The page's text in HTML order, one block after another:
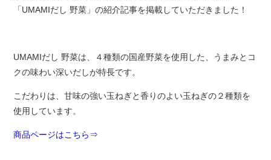
「UMAMIだし 野菜」の紹介記事を掲載していただきました！
UMAMIだし 野菜は、４種類の国産野菜を使用した、うまみとコ
クの味わい深いだしが特長です。
こだわりは、甘味の強い玉ねぎと香りのよい玉ねぎの２種類を
使用しています。
商品ページはこちら⇒